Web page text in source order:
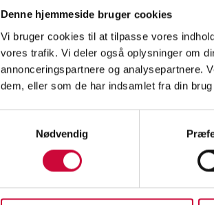
Denne hjemmeside bruger cookies
Vi bruger cookies til at tilpasse vores
vores trafik. Vi deler også oplysninger om
annonceringspartnere og analysepartnere.
dem, eller som de har indsamlet fra din
Nødvendig
Vi leverer
Ny